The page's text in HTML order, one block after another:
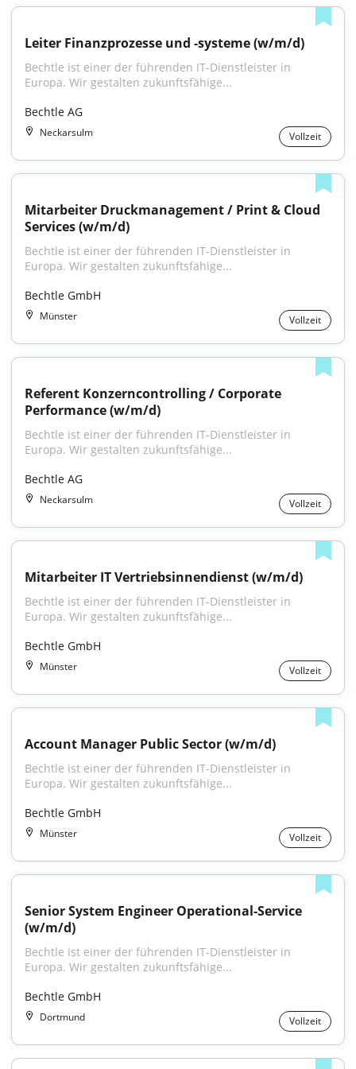
Leiter Finanzprozesse und -systeme (w/m/d)
Bechtle ist einer der führenden IT-Dienstleister in
Europa. Wir gestalten zukunftsfähige...
Bechtle AG
Neckarsulm Vollzeit
Mitarbeiter Druckmanagement / Print & Cloud
Services (w/m/d)
Bechtle ist einer der führenden IT-Dienstleister in
Europa. Wir gestalten zukunftsfähige...
Bechtle GmbH
Münster Vollzeit
Referent Konzerncontrolling / Corporate
Performance (w/m/d)
Bechtle ist einer der führenden IT-Dienstleister in
Europa. Wir gestalten zukunftsfähige...
Bechtle AG
Neckarsulm Vollzeit
Mitarbeiter IT Vertriebsinnendienst (w/m/d)
Bechtle ist einer der führenden IT-Dienstleister in
Europa. Wir gestalten zukunftsfähige...
Bechtle GmbH
Münster Vollzeit
Account Manager Public Sector (w/m/d)
Bechtle ist einer der führenden IT-Dienstleister in
Europa. Wir gestalten zukunftsfähige...
Bechtle GmbH
Münster Vollzeit
Senior System Engineer Operational-Service
(w/m/d)
Bechtle ist einer der führenden IT-Dienstleister in
Europa. Wir gestalten zukunftsfähige...
Bechtle GmbH
Dortmund Vollzeit